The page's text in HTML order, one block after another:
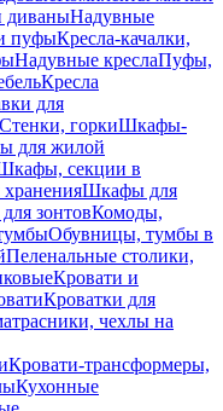
диваныНадувные
пуфыКресла-качалки,
Надувные креслаПуфы,
Кресла
для
Стенки, горкиШкафы-
для жилой
секции в
Шкафы для
зонтовКомоды,
Обувницы, тумбы в
Пеленальные столики,
Кровати и
Кроватки для
чехлы на
Кровати-трансформеры,
Кухонные